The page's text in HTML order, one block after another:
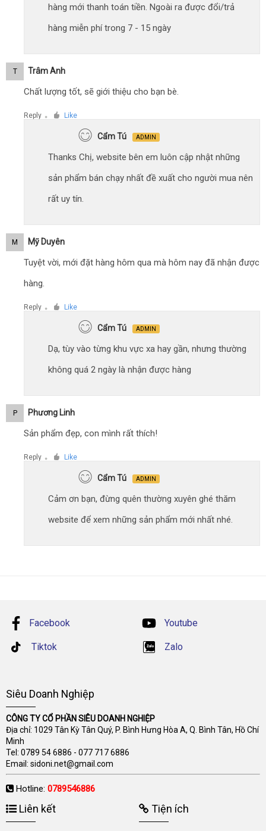
hàng mới thanh toán tiền. Ngoài ra được đổi/trả
hàng miễn phí trong 7 - 15 ngày
T Trâm Anh
Chất lượng tốt, sẽ giới thiệu cho bạn bè.
Reply ● Like
Cẩm Tú ADMIN
Thanks Chị, website bên em luôn cập nhật những
sản phẩm bán chạy nhất đề xuất cho người mua nên
rất uy tín.
M Mỹ Duyên
Tuyệt vời, mới đặt hàng hôm qua mà hôm nay đã nhận được
hàng.
Reply ● Like
Cẩm Tú ADMIN
Dạ, tùy vào từng khu vực xa hay gần, nhưng thường
không quá 2 ngày là nhận được hàng
P Phương Linh
Sản phẩm đẹp, con mình rất thích!
Reply ● Like
Cẩm Tú ADMIN
Cảm ơn bạn, đừng quên thường xuyên ghé thăm
website để xem những sản phẩm mới nhất nhé.
Facebook Youtube
Tiktok Zalo
Siêu Doanh Nghiệp
CÔNG TY CỔ PHẦN SIÊU DOANH NGHIỆP
Địa chỉ: 1029 Tân Kỳ Tân Quý, P. Bình Hưng Hòa A, Q. Bình Tân, Hồ Chí
Minh
Tel: 0789 54 6886 - 077 717 6886
Email: sidoni.net@gmail.com
Hotline: 0789546886
Liên kết Tiện ích